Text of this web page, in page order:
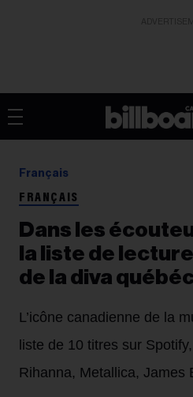
Français
FRANÇAIS
Dans les
la liste de
de la diva
L’icône canadienne de la
liste de 10 titres sur
Rihanna, Metallica, James